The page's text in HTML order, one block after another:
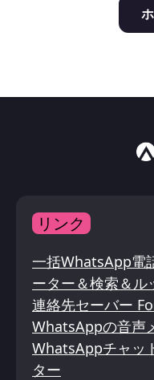
リンク
一括WhatsApp電
ーター＆検索＆ル
連絡先セーバー
WhatsAppの音声
WhatsAppチャッ
ター